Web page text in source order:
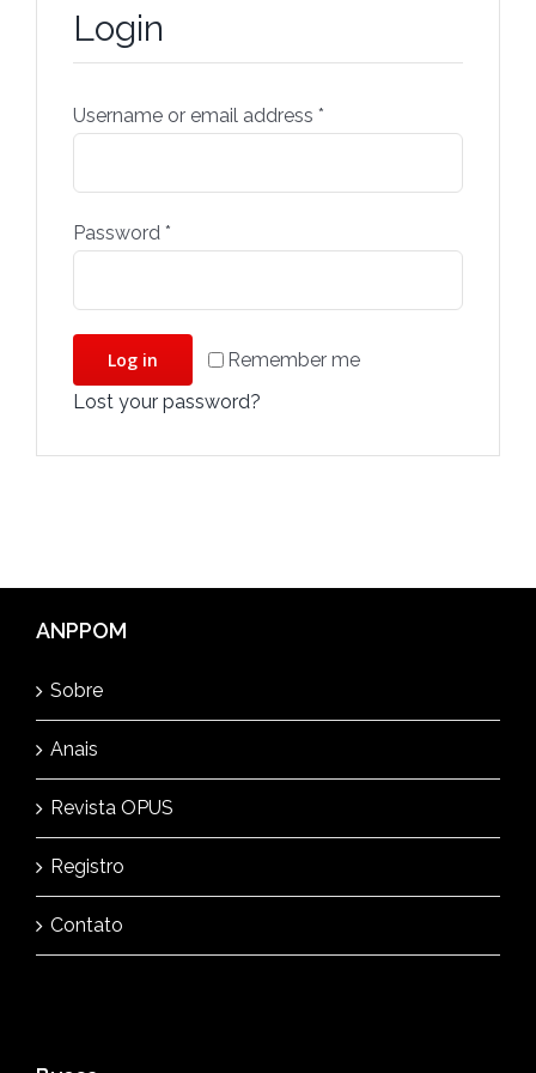
Login
Username or email address *
Password *
Remember me
Log in
Lost your password?
ANPPOM
Sobre
Anais
Revista OPUS
Registro
Contato